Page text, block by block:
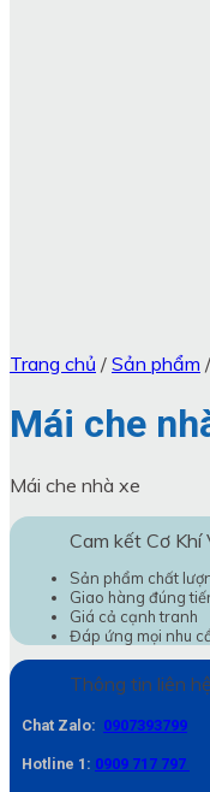
Trang chủ / Sản phẩm /
Mái che
Mái che nhà xe
Cam kết Cơ
Sản phẩm chất
Giao hàng đúng
Giá cả cạnh tranh
Đáp ứng mọi nhu
Thông tin liên
Chat Zalo: 0907393799
Hotline 1: 0909 717 797